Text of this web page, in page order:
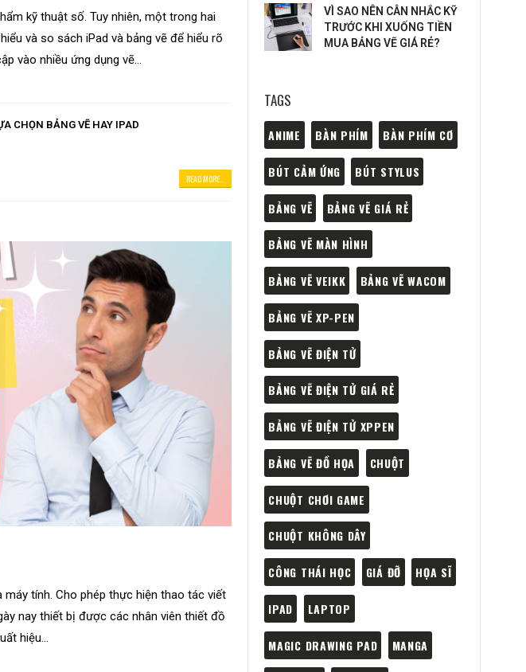
kỹ thuật số. Tuy nhiên, một trong hai
và so sách iPad và bảng vẽ để hiểu rõ
vào nhiều ứng dụng vẽ...
CHỌN BẢNG VẼ HAY IPAD
READ MORE...
tính. Cho phép thực hiện thao tác viết
nay thiết bị được các nhân viên thiết đồ
hiệu...
VÌ SAO NÊN CÂN NHẮC KỸ
TRƯỚC KHI XUỐNG TIỀN
MUA BẢNG VẼ GIÁ RẺ?
TAGS
ANIME BÀN PHÍM BÀN PHÍM CƠ
BÚT CẢM ỨNG BÚT STYLUS
BẢNG VẼ BẢNG VẼ GIÁ RẺ
BẢNG VẼ MÀN HÌNH
BẢNG VẼ VEIKK BẢNG VẼ WACOM
BẢNG VẼ XP-PEN
BẢNG VẼ ĐIỆN TỬ
BẢNG VẼ ĐIỆN TỬ GIÁ RẺ
BẢNG VẼ ĐIỆN TỬ XPPEN
BẢNG VẼ ĐỒ HỌA CHUỘT
CHUỘT CHƠI GAME
CHUỘT KHÔNG DÂY
CÔNG THÁI HỌC GIÁ ĐỠ HỌA SĨ
IPAD LAPTOP
MAGIC DRAWING PAD MANGA